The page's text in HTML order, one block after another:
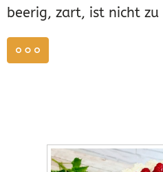
beerig, zart, ist nicht